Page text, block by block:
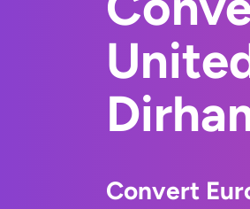
Convert